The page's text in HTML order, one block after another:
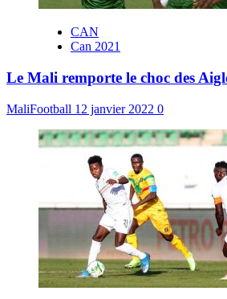
CAN
Can 2021
Le Mali remporte le choc des
MaliFootball 12 janvier 2022 0